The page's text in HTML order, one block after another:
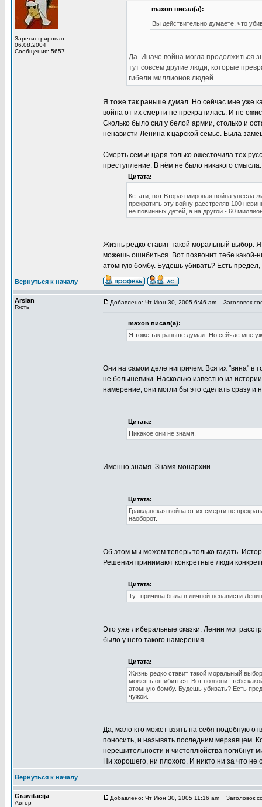
Зарегистрирован:
06.08.2004
Сообщения: 5657
maxon писал(а):
Вы действительно думаете, что
Да. Иначе война могла продолжиться
тут совсем другие люди, которые
гибели миллионов людей.
Я тоже так раньше думал. Но сейчас мне уже
война от их смерти не прекратилась. И не
Сколько было сил у белой армии, столько и
ненависти Ленина к царской семье. Была
Смерть семьи царя только ожесточила тех
преступление. В нём не было никакого смысла.
Цитата:
Кстати, вот Вторая мировая война унесла
прекратить эту войну расстреляв 100
не повинных детей, а на другой - 60
Жизнь редко ставит такой моральный выбор.
можешь ошибиться. Вот позвонит тебе какой-
атомную бомбу. Будешь убивать? Есть
Вернуться к началу
Arslan
Гость
Добавлено: Чт Июн 30, 2005 6:46 am Заголовок
maxon писал(а):
Я тоже так раньше думал. Но сейчас мне
Они на самом деле нипричем. Вся их "вина" в
не большевики. Насколько известно из
намерение, они могли бы это сделать сразу и
Цитата:
Никакое они не знамя.
Именно знамя. Знамя монархии.
Цитата:
Гражданская война от их смерти не
наоборот.
Об этом мы можем теперь только гадать.
Решения принимают конкретные люди
Цитата:
Тут причина была в личной ненависти
Это уже либеральные сказки. Ленин мог
было у него такого намерения.
Цитата:
Жизнь редко ставит такой моральный
можешь ошибиться. Вот позвонит тебе
атомную бомбу. Будешь убивать? Есть
чужой.
Да, мало кто может взять на себя подобную
поносить, и называть последним мерзавцем.
нерешительности и чистоплюйства погибнут
Ни хорошего, ни плохого. И никто ни за что
Вернуться к началу
Grawitacija
Автор
Добавлено: Чт Июн 30, 2005 11:16 am Заголовок